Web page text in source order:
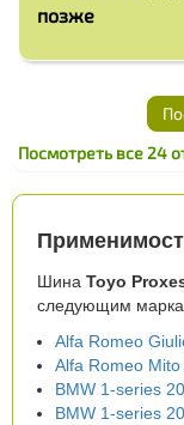
позже
Посмотреть все 24
Шина Toyo
следующим
Alfa Romeo
Alfa Romeo
BMW 1-series
BMW 1-series